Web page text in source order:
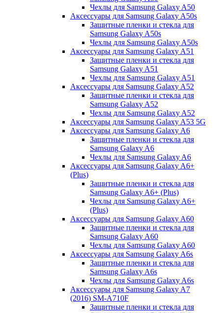
Чехлы для Samsung Galaxy A50
Аксессуары для Samsung Galaxy A50s
Защитные пленки и стекла для
Samsung Galaxy A50s
Чехлы для Samsung Galaxy A50s
Аксессуары для Samsung Galaxy A51
Защитные пленки и стекла для
Samsung Galaxy A51
Чехлы для Samsung Galaxy A51
Аксессуары для Samsung Galaxy A52
Защитные пленки и стекла для
Samsung Galaxy A52
Чехлы для Samsung Galaxy A52
Аксессуары для Samsung Galaxy A53 5G
Аксессуары для Samsung Galaxy A6
Защитные пленки и стекла для
Samsung Galaxy A6
Чехлы для Samsung Galaxy A6
Аксессуары для Samsung Galaxy A6+
(Plus)
Защитные пленки и стекла для
Samsung Galaxy A6+ (Plus)
Чехлы для Samsung Galaxy A6+
(Plus)
Аксессуары для Samsung Galaxy A60
Защитные пленки и стекла для
Samsung Galaxy A60
Чехлы для Samsung Galaxy A60
Аксессуары для Samsung Galaxy A6s
Защитные пленки и стекла для
Samsung Galaxy A6s
Чехлы для Samsung Galaxy A6s
Аксессуары для Samsung Galaxy A7
(2016) SM-A710F
Защитные пленки и стекла для